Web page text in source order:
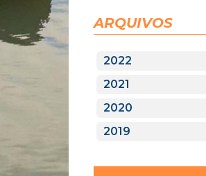
ARQUIVOS
2022
2021
2020
2019